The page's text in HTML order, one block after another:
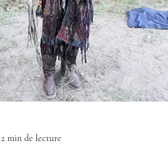
2 min de lecture